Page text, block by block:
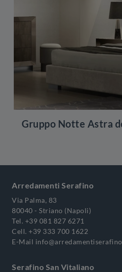
Gruppo Notte Astra
Arredamenti Serafino
Via Palma, 83
80040 - Striano (Napoli)
Tel. +39 081 827 6271
Cell. +39 333 700 1622
E-Mail
Serafino San Vitaliano